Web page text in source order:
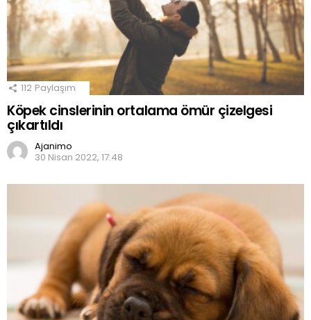
112 Paylaşım
Köpek cinslerinin ortalama ömür çizelgesi
çıkartıldı
Ajanimo
30 Nisan 2022, 17:48